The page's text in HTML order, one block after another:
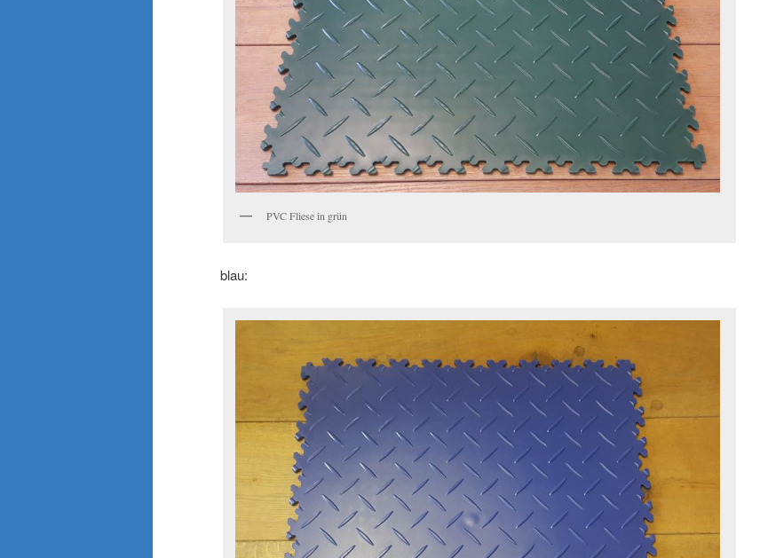
PVC Fliese in grün
blau: